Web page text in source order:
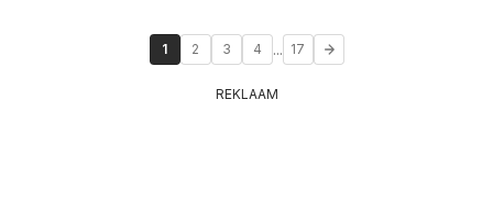
1 2 3 4 ... 17
REKLAAM